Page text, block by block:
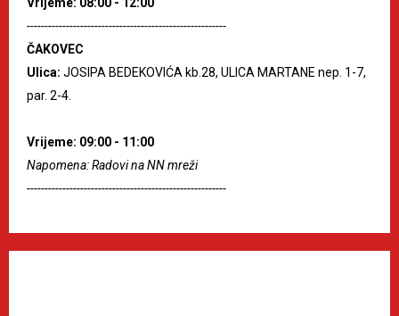
--------------------------------------------------------
ČAKOVEC
Ulica: JOSIPA BEDEKOVIĆA kb.28, ULICA MARTANE nep. 1-7,
par. 2-4.
Vrijeme: 09:00 - 11:00
Napomena: Radovi na NN mreži
--------------------------------------------------------